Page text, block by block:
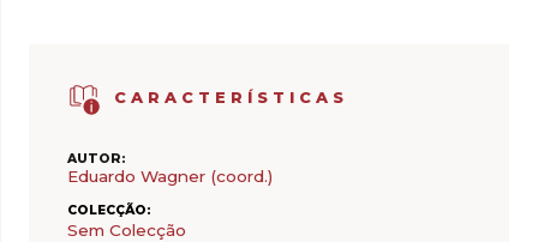
CARACTERÍSTICAS
AUTOR:
Eduardo Wagner (coord.)
COLECÇÃO:
Sem Colecção